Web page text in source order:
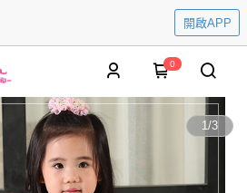
開啟APP
0
1/3